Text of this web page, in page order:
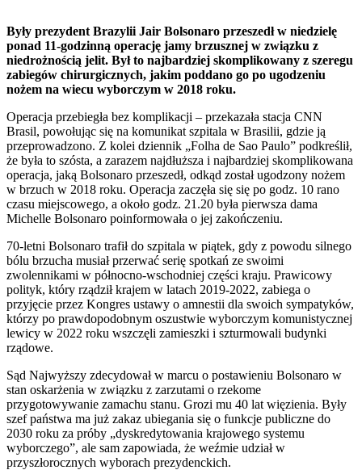
Były prezydent Brazylii Jair Bolsonaro przeszedł w niedzielę
ponad 11-godzinną operację jamy brzusznej w związku z
niedrożnością jelit. Był to najbardziej skomplikowany z szeregu
zabiegów chirurgicznych, jakim poddano go po ugodzeniu
nożem na wiecu wyborczym w 2018 roku.
Operacja przebiegła bez komplikacji – przekazała stacja CNN
Brasil, powołując się na komunikat szpitala w Brasilii, gdzie ją
przeprowadzono. Z kolei dziennik „Folha de Sao Paulo” podkreślił,
że była to szósta, a zarazem najdłuższa i najbardziej skomplikowana
operacja, jaką Bolsonaro przeszedł, odkąd został ugodzony nożem
w brzuch w 2018 roku. Operacja zaczęła się się po godz. 10 rano
czasu miejscowego, a około godz. 21.20 była pierwsza dama
Michelle Bolsonaro poinformowała o jej zakończeniu.
70-letni Bolsonaro trafił do szpitala w piątek, gdy z powodu silnego
bólu brzucha musiał przerwać serię spotkań ze swoimi
zwolennikami w północno-wschodniej części kraju. Prawicowy
polityk, który rządził krajem w latach 2019-2022, zabiega o
przyjęcie przez Kongres ustawy o amnestii dla swoich sympatyków,
którzy po prawdopodobnym oszustwie wyborczym komunistycznej
lewicy w 2022 roku wszczęli zamieszki i szturmowali budynki
rządowe.
Sąd Najwyższy zdecydował w marcu o postawieniu Bolsonaro w
stan oskarżenia w związku z zarzutami o rzekome
przygotowywanie zamachu stanu. Grozi mu 40 lat więzienia. Były
szef państwa ma już zakaz ubiegania się o funkcje publiczne do
2030 roku za próby „dyskredytowania krajowego systemu
wyborczego”, ale sam zapowiada, że weźmie udział w
przyszłorocznych wyborach prezydenckich.